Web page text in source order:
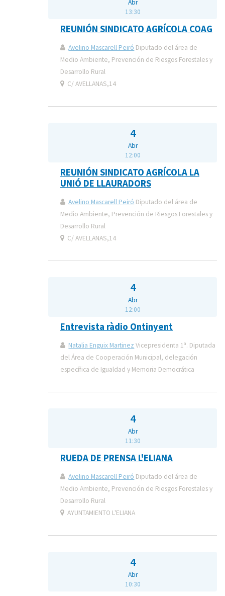
Abr
13:30
REUNIÓN SINDICATO AGRÍCOLA COAG
Avelino Mascarell Peiró Diputado del área de
Medio Ambiente, Prevención de Riesgos Forestales y
Desarrollo Rural
C/ AVELLANAS,14
4
Abr
12:00
REUNIÓN SINDICATO AGRÍCOLA LA
UNIÓ DE LLAURADORS
Avelino Mascarell Peiró Diputado del área de
Medio Ambiente, Prevención de Riesgos Forestales y
Desarrollo Rural
C/ AVELLANAS,14
4
Abr
12:00
Entrevista ràdio Ontinyent
Natalia Enguix Martinez Vicepresidenta 1ª. Diputada
del Área de Cooperación Municipal, delegación
específica de Igualdad y Memoria Democrática
4
Abr
11:30
RUEDA DE PRENSA L'ELIANA
Avelino Mascarell Peiró Diputado del área de
Medio Ambiente, Prevención de Riesgos Forestales y
Desarrollo Rural
AYUNTAMIENTO L'ELIANA
4
Abr
10:30